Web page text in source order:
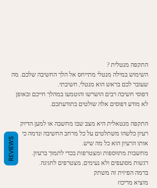
התקפה מנטלית ?
השימוש במילה מנטלי מתייחס אל הלך החשיבה שלכם. מה
שעובר לכם בראש הוא מנטלי, חשיבתי.
דפוסי חשיבה רבים הושרשו והוטמעו במהלך חייכם ובאופן
לא מודע דפוסים אלה שולטים בתודעתכם.
התקפה מנטאלית היא מצב שבו מחשבה או למען הדיוק
רעיון כלשהו משתלטים על כל מרחב החשיבה ונדמה כי
אותו הרעיון הוא כל מה שיש.
מחשבות מתווספות ומצטרפות בכדי לתמוך ברעיון.
רגשות מסועפים ולא נעימים, מצטרפים לחגיגה.
ברמה הפיזית זה משתק
מוציא מריכוז
REVIEWS